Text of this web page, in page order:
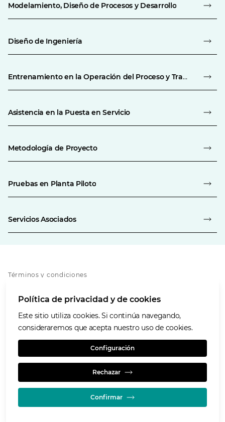
Modelamiento, Diseño de Procesos y Desarrollo
Diseño de Ingeniería
Entrenamiento en la Operación del Proceso y Transferencia de Tecnología
Asistencia en la Puesta en Servicio
Metodología de Proyecto
Pruebas en Planta Piloto
Servicios Asociados
Términos y condiciones
Política de cookies
Accesibilidad
Nuestros valores
Política de privacidad y de cookies
Este sitio utiliza cookies. Si continúa navegando,
consideraremos que acepta nuestro uso de cookies.
Configuración
Rechazar
Confirmar